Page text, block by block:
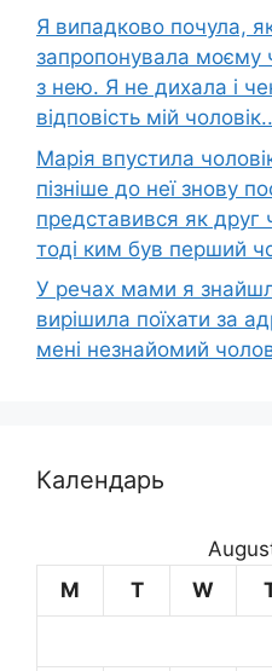
Я випадково почула,
запропонувала моєму
з нею. Я не дихала і
відповість мій чоловік..
Марія впустила
пізніше до неї знову
представився як друг
тоді ким був перший
У речах мами я
вирішила поїхати за
мені незнайомий
Календарь
M
T W